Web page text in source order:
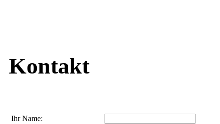
Kontakt
Ihr Name: